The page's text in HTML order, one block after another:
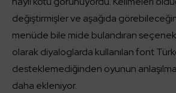
değiştirmişler ve aşağıda
menüde bile mide bulandıran
olarak diyaloglarda kullanılan font
desteklemediğinden oyunun
daha ekleniyor.